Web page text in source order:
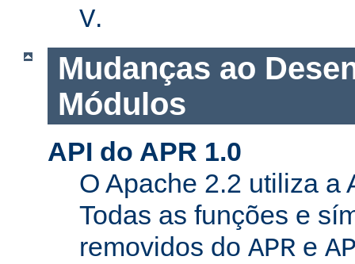
V.
Mudanças ao
Módulos
API do APR 1.0
O Apache 2.2 utiliza a
Todas as funções e
removidos do APR e